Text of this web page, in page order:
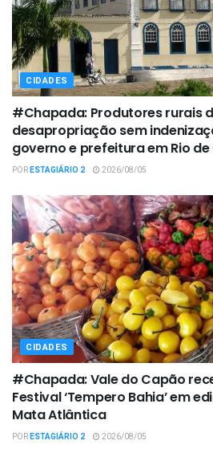
CIDADES
#Chapada: Produtores rurais
desapropriação sem
governo e prefeitura em Rio
PORESTAGIÁRIO 2 2026/08/05
CIDADES
#Chapada: Vale do Capão
Festival ‘Tempero Bahia’ em
Mata Atlântica
PORESTAGIÁRIO 2 2026/08/05